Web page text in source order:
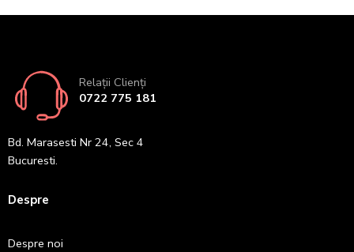
Relații Clienți
0722 775 181
Bd. Marasesti Nr 24, Sec 4
Bucuresti.
Despre
Despre noi